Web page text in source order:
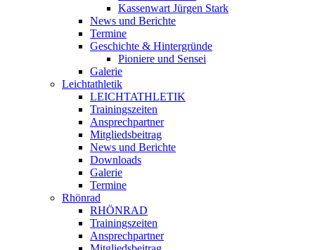
Kassenwart Jürgen Stark
News und Berichte
Termine
Geschichte & Hintergründe
Pioniere und Sensei
Galerie
Leichtathletik
LEICHTATHLETIK
Trainingszeiten
Ansprechpartner
Mitgliedsbeitrag
News und Berichte
Downloads
Galerie
Termine
Rhönrad
RHÖNRAD
Trainingszeiten
Ansprechpartner